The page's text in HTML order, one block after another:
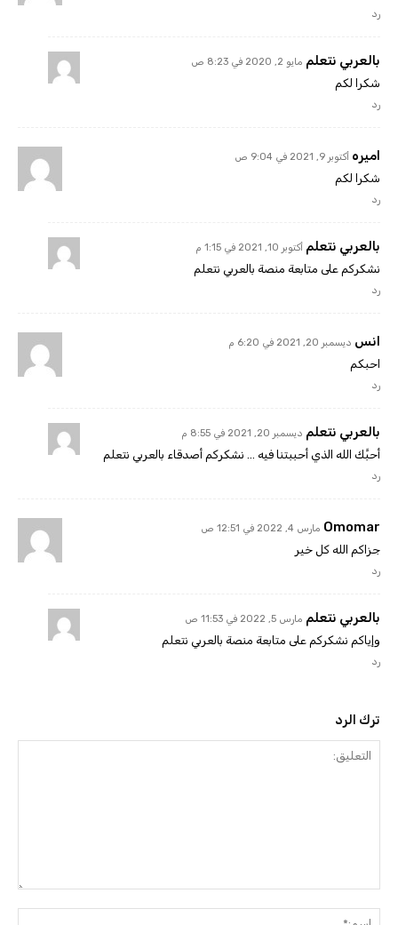
رد
بالعربي نتعلم مايو 2, 2020 في 8:23 ص
شكرا لكم
رد
اميره أكتوبر 9, 2021 في 9:04 ص
شكرا لكم
رد
بالعربي نتعلم أكتوبر 10, 2021 في 1:15 م
نشكركم على متابعة منصة بالعربي نتعلم
رد
انس ديسمبر 20, 2021 في 6:20 م
احبكم
رد
بالعربي نتعلم ديسمبر 20, 2021 في 8:55 م
أحبَّك الله الذي أحببتنا فيه … نشكركم أصدقاء بالعربي نتعلم
رد
Omomar مارس 4, 2022 في 12:51 ص
جزاكم الله كل خير
رد
بالعربي نتعلم مارس 5, 2022 في 11:53 ص
وإياكم نشكركم على متابعة منصة بالعربي نتعلم
رد
ترك الرد